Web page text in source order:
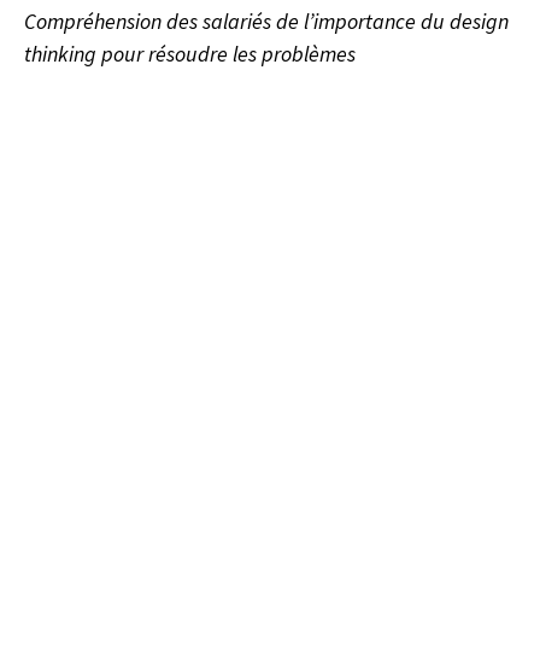
Compréhension des salariés de l’importance du design
thinking pour résoudre les problèmes